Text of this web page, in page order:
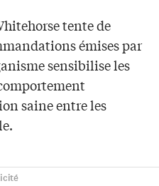
tente de
émises par
sensibilise les
saine entre les